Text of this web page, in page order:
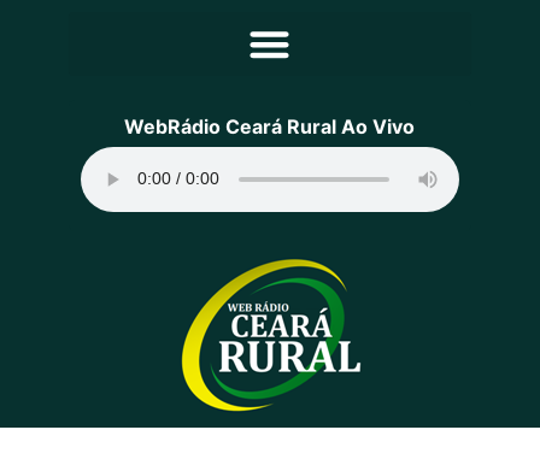
Principal
Programação
Equipe
Contato
Sobre
WebRádio Ceará Rural Ao Vivo